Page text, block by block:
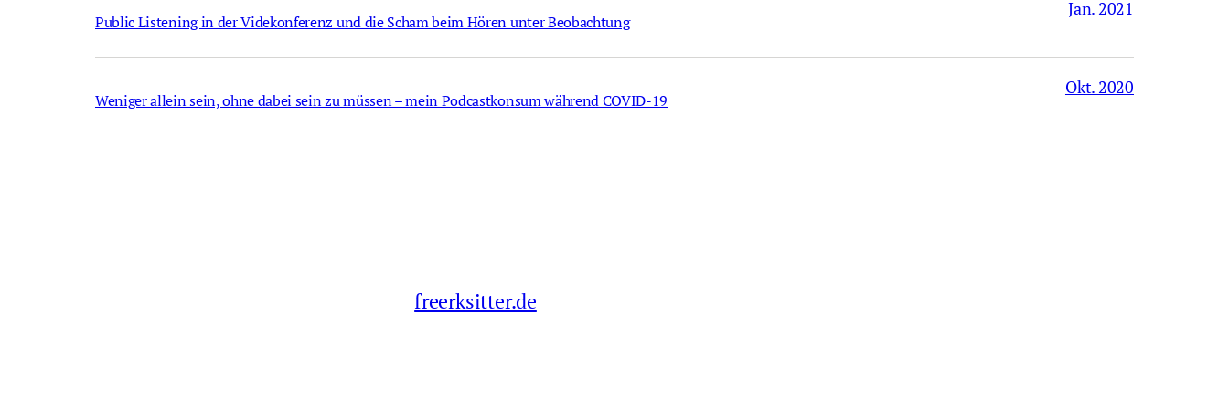
Public Listening in der Videkonferenz und die Scham beim Hören unter Beobachtung
Jan. 2021
Weniger allein sein, ohne dabei sein zu müssen – mein Podcastkonsum während COVID-19
Okt. 2020
freerksitter.de